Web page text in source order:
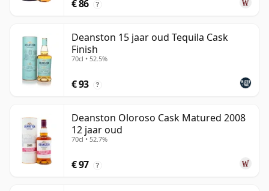
€ 86 ?
Deanston 15 jaar oud Tequila Cask
Finish
70cl • 52.5%
€ 93 ?
Deanston Oloroso Cask Matured 2008
12 jaar oud
70cl • 52.7%
€ 97 ?